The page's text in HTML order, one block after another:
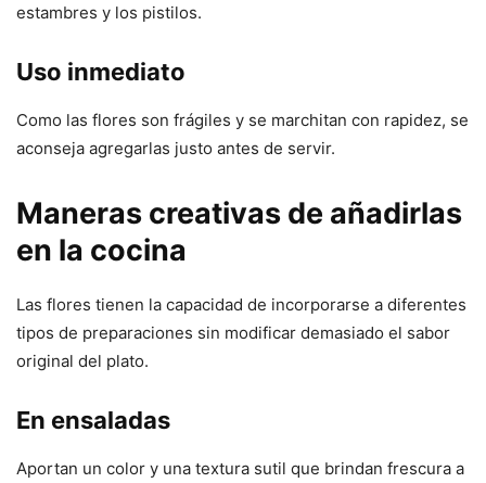
estambres y los pistilos.
Uso inmediato
Como las flores son frágiles y se marchitan con rapidez, se
aconseja agregarlas justo antes de servir.
Maneras creativas de añadirlas
en la cocina
Las flores tienen la capacidad de incorporarse a diferentes
tipos de preparaciones sin modificar demasiado el sabor
original del plato.
En ensaladas
Aportan un color y una textura sutil que brindan frescura a